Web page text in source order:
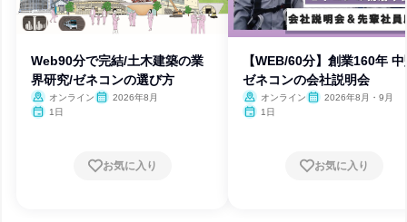
Web90分で完結/土木建築の業
界研究/ゼネコンの選び方
オンライン
2026年8月
1日
お気に入り
【WEB/60分】創業160年
ゼネコンの会社説明会
オンライン
2026年8月・9月
1日
お気に入り